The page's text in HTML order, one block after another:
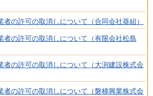
者の許可の取消しについて（合同会社葵組）
者の許可の取消しについて（有限会社松島
者の許可の取消しについて（大渕建設株式会
者の許可の取消しについて（磐梯興業株式会